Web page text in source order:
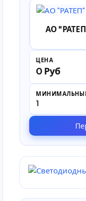
АО
ЦЕНА
0 Руб
1